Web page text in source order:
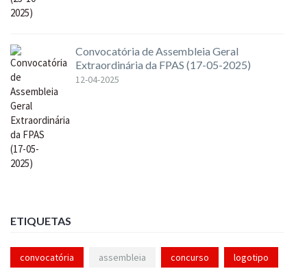
Convocatória de Assembleia Geral
Extraordinária da FPAS (17-05-2025)
12-04-2025
ETIQUETAS
convocatória assembleia concurso logotipo